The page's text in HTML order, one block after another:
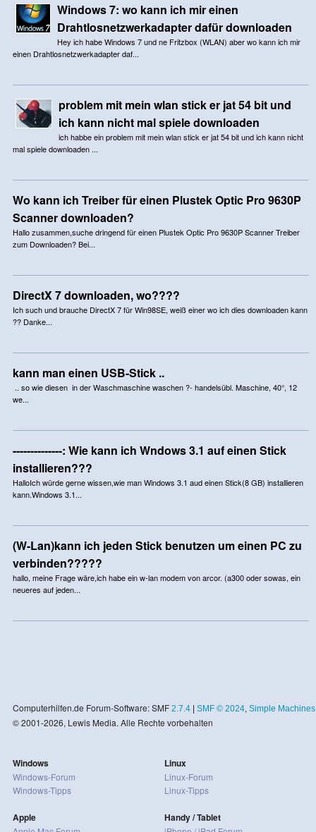
Windows 7: wo kann ich mir einen
Drahtlosnetzwerkadapter dafür downloaden
Hey ich habe Windows 7 und ne Fritzbox (WLAN) aber wo kann ich mir
einen Drahtlosnetzwerkadapter daf...
problem mit mein wlan stick er jat 54 bit und
ich kann nicht mal spiele downloaden
ich habbe ein problem mit mein wlan stick er jat 54 bit und ich kann nicht
mal spiele downloaden ...
Wo kann ich Treiber für einen Plustek Optic Pro 9630P
Scanner downloaden?
Hallo zusammen,suche dringend für einen Plustek Optic Pro 9630P Scanner Treiber
zum Downloaden? Bei...
DirectX 7 downloaden, wo????
Ich such und brauche DirectX 7 für Win98SE, weiß einer wo ich dies downloaden kann
?? Danke...
kann man einen USB-Stick ..
.. so wie diesen in der Waschmaschine waschen ?- handelsübl. Maschine, 40°, 12
we...
--------------: Wie kann ich Wndows 3.1 auf einen Stick
installieren???
HalloIch würde gerne wissen,wie man Windows 3.1 aud einen Stick(8 GB) installieren
kann.Windows 3.1...
(W-Lan)kann ich jeden Stick benutzen um einen PC zu
verbinden?????
hallo, meine Frage wäre,ich habe ein w-lan modem von arcor. (a300 oder sowas, ein
neueres auf jeden...
Computerhilfen.de Forum-Software: SMF 2.7.4| SMF © 2024, Simple Machines
© 2001-2026, Lewis Media. Alle Rechte vorbehalten
Windows
Windows-Forum
Windows-Tipps
Apple
Linux
Linux-Forum
Linux-Tipps
Handy / Tablet